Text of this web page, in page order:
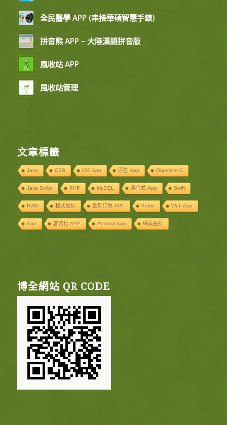
全民醫學 APP (串接華碩智慧手錶)
拼音熊 APP – 大陸漢語拼音版
風收站 APP
風收站管理
文章標籤
Java CSS iOS App 原生 App Objective-C
Java Script PHP MySQL 混合式 App Swift
RWD 程式設計 量身訂做 APP Kotlin Web App
App 客製化 APP Android App 網頁設計
博全網站 QR CODE